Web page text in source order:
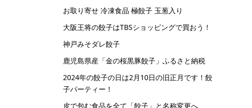
お取り寄せ 冷凍食品 極餃子 玉葱入り
大阪王将の餃子はTBSショッピングで買おう！
神戸みそダレ餃子
鹿児島県産「金の桜黒豚餃子」ふるさと納税
2024年の餃子の日は2月10日の旧正月です！餃
子パーティー！
皮で包む食品を全て「餃子」と名称変更へ